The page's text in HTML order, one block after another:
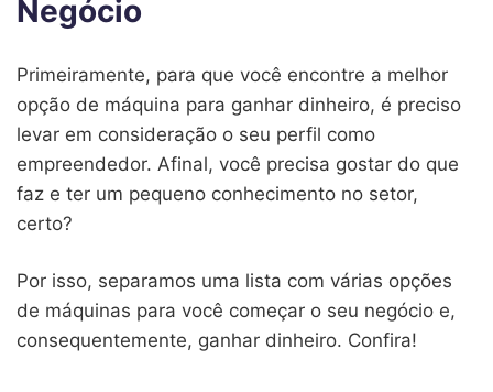
Negócio
Primeiramente, para que você encontre a melhor
opção de máquina para ganhar dinheiro, é preciso
levar em consideração o seu perfil como
empreendedor. Afinal, você precisa gostar do que
faz e ter um pequeno conhecimento no setor,
certo?
Por isso, separamos uma lista com várias opções
de máquinas para você começar o seu negócio e,
consequentemente, ganhar dinheiro. Confira!